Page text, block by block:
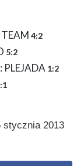
4:2
5:2
PLEJADA 1:2
stycznia 2013